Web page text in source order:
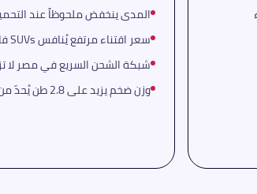
المدى ينخفض ملحوظاً عند
سعر اقتناء مرتفع يُنافس SUVs فاخرة ذات أسماء أوروبية أكثر شهرة
شبكة الشحن السريع في مصر لا
وزن ضخم يزيد على 2.8 طن يُحدّ من الديناميكية في المنحنيات الحادة